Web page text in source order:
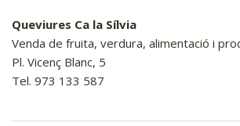
Queviures Ca la Sílvia
Venda de fruita, verdura, alimentació i
Pl. Vicenç Blanc, 5
Tel. 973 133 587